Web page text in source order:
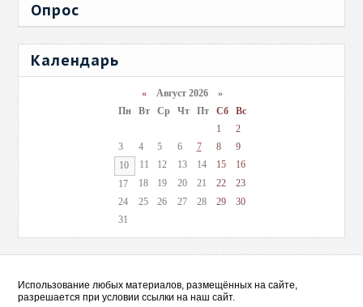
Опрос
Календарь
«Август 2026 »
Пн
Вт Ср Чт Пт Сб
Вс
1
2
3
4 5 6 7 8
9
10
11 12 13 14 15
16
17
18 19 20 21 22
23
24
25 26 27 28 29
30
31
Использование любых материалов, размещённых на сайте,
разрешается при условии ссылки на наш сайт.